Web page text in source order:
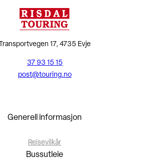
Transportvegen 17, 4735 Evje
37 93 15 15
post@touring.no
Generell informasjon
Reisevilkår
Bussutleie